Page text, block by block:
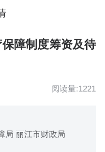
障制度筹资及待
阅读量:1221
局 丽江市财政局